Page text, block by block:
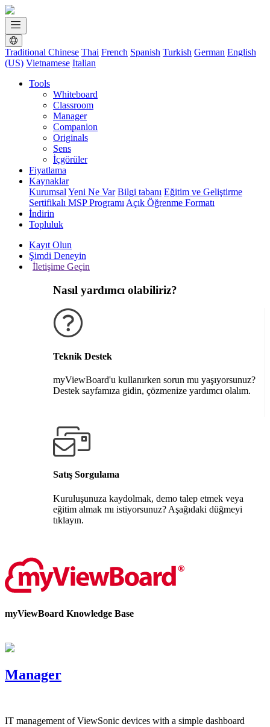
Traditional Chinese Thai French Spanish Turkish German English
(US) Vietnamese Italian
Tools
Whiteboard
Classroom
Manager
Companion
Originals
Sens
İçgörüler
Fiyatlama
Kaynaklar
Kurumsal Yeni Ne Var Bilgi tabanı Eğitim ve Geliştirme
Sertifikalı MSP Programı Açık Öğrenme Formatı
İndirin
Topluluk
Kayıt Olun
Şimdi Deneyin
İletişime Geçin
Nasıl yardımcı olabiliriz?
Teknik Destek
myViewBoard'u kullanırken sorun mu yaşıyorsunuz?
Destek sayfamıza gidin, çözmenize yardımcı olalım.
Satış Sorgulama
Kuruluşunuza kaydolmak, demo talep etmek veya
eğitim almak mı istiyorsunuz? Aşağıdaki düğmeyi
tıklayın.
myViewBoard Knowledge Base
Manager
IT management of ViewSonic devices with a simple dashboard